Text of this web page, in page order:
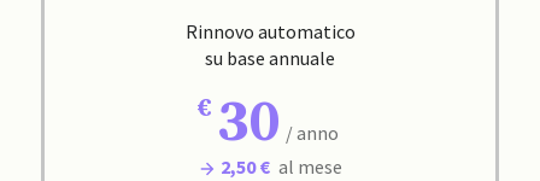
Rinnovo automatico
su base annuale
30 / anno
2,50 € al mese